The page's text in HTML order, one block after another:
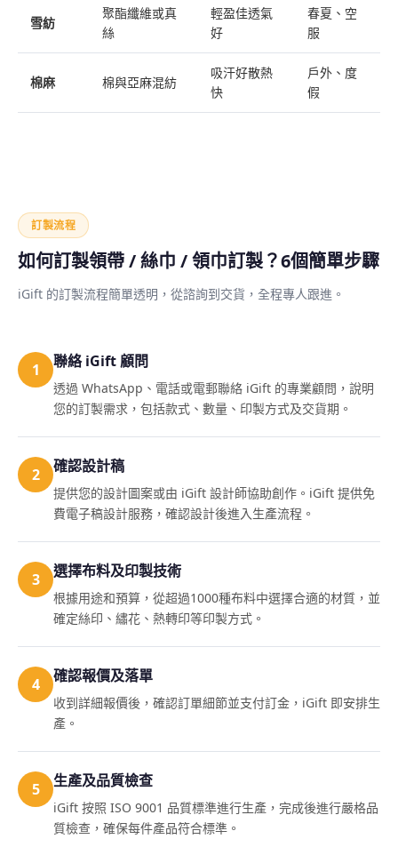
雪紡
聚酯纖維或真
絲
輕盈佳透氣
好
春夏、空
服
棉麻 棉與亞麻混紡
吸汗好散熱
快
戶外、度
假
訂製流程
如何訂製領帶 / 絲巾 / 領巾訂製？6個簡單步驟
iGift 的訂製流程簡單透明，從諮詢到交貨，全程專人跟進。
1 聯絡 iGift 顧問
透過 WhatsApp、電話或電郵聯絡 iGift 的專業顧問，說明
您的訂製需求，包括款式、數量、印製方式及交貨期。
2 確認設計稿
提供您的設計圖案或由 iGift 設計師協助創作。iGift 提供免
費電子稿設計服務，確認設計後進入生產流程。
3 選擇布料及印製技術
根據用途和預算，從超過1000種布料中選擇合適的材質，並
確定絲印、繡花、熱轉印等印製方式。
4 確認報價及落單
收到詳細報價後，確認訂單細節並支付訂金，iGift 即安排生
產。
5 生產及品質檢查
iGift 按照 ISO 9001 品質標準進行生產，完成後進行嚴格品
質檢查，確保每件產品符合標準。